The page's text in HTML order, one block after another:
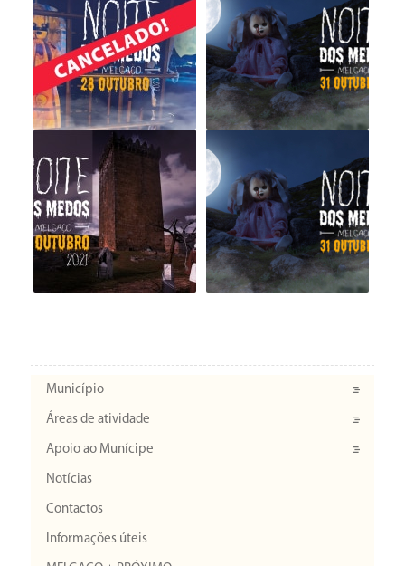
Município
Áreas de atividade
Apoio ao Munícipe
Notícias
Contactos
Informações úteis